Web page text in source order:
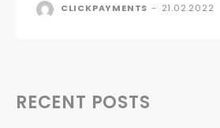
CLICKPAYMENTS - 21.02.2022
RECENT POSTS